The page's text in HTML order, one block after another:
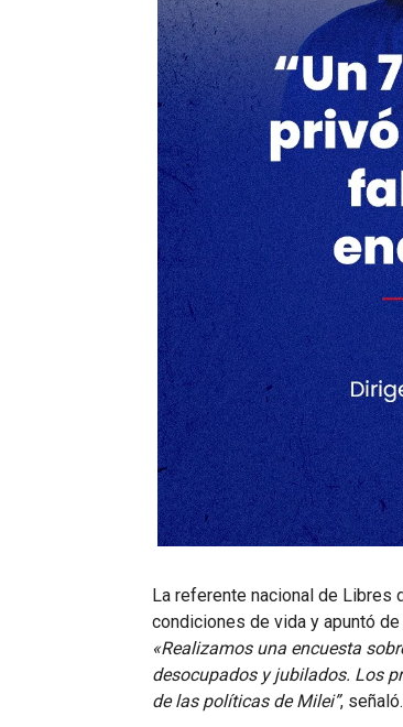
La referente nacional de Libres
condiciones de vida y apuntó
«Realizamos una encuesta
desocupados y jubilados. Los
de las políticas de Milei”, señaló.